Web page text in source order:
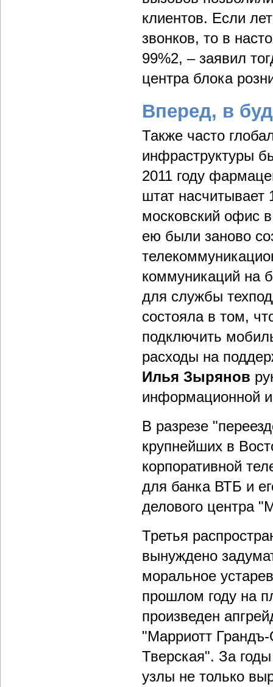
клиентов. Если
звонков, то в
99%2, – заявил
центра блока
Вперед, в
Также часто
инфраструктуры
2011 году
штат насчитывает
московский офис
ею были заново
коммуникаций на
для службы
состояла в том,
подключить
расходы на
Илья Зырянов
информационной
В разрезе
крупнейших в
корпоративной
для банка ВТБ и
делового центра
Третья
вынуждено
моральное
прошлом году на
произведен
"Марриотт
Тверская". За
узлы не только